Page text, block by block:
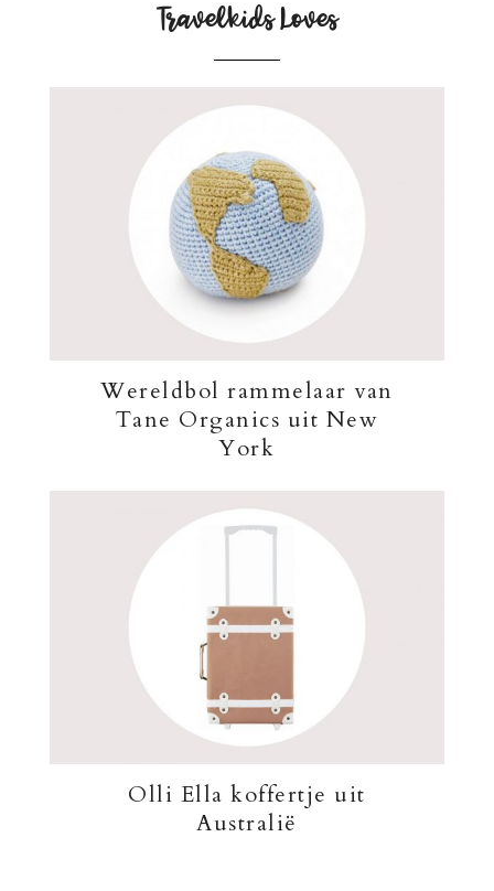
Travelkids Loves
Wereldbol rammelaar van
Tane Organics uit New
York
Olli Ella koffertje uit
Australië